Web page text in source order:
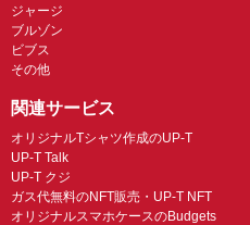
ジャージ
ブルゾン
ビブス
その他
関連サービス
オリジナルTシャツ作成のUP-T
UP-T Talk
UP-T クジ
ガス代無料のNFT販売・UP-T NFT
オリジナルスマホケースのBudgets